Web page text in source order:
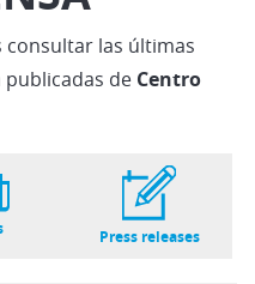
consultar las últimas
publicadas de Centro
Press releases